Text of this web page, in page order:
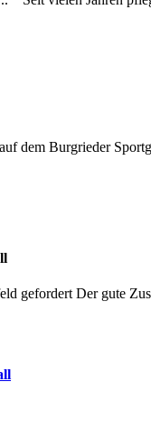
dem Burgrieder
gefordert Der gute